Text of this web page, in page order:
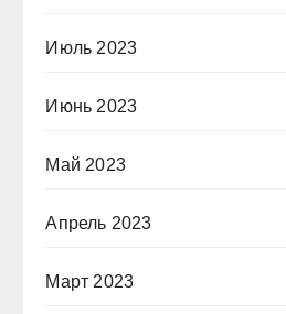
Июль 2023
Июнь 2023
Май 2023
Апрель 2023
Март 2023